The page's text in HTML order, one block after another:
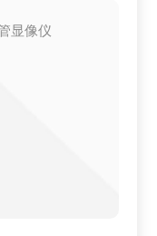
显像仪